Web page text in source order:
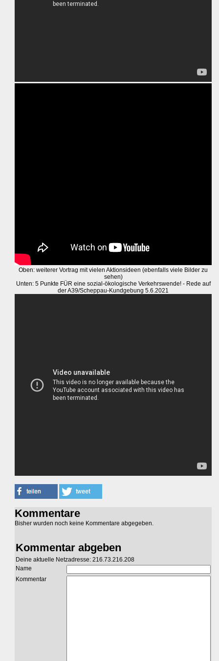
Oben: weiterer Vortrag mit vielen Aktionsideen (ebenfalls viele Bilder zu
sehen)
Unten: 5 Punkte FÜR eine sozial-ökologische Verkehrswende! - Rede auf
der A39/Scheppau-Kundgebung 5.6.2021
Kommentare
Bisher wurden noch keine Kommentare abgegeben.
Kommentar abgeben
Deine aktuelle Netzadresse: 216.73.216.208
Name
Kommentar